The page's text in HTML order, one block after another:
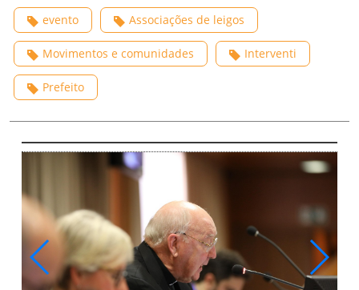
evento Associações de leigos
Movimentos e comunidades Interventi
Prefeito